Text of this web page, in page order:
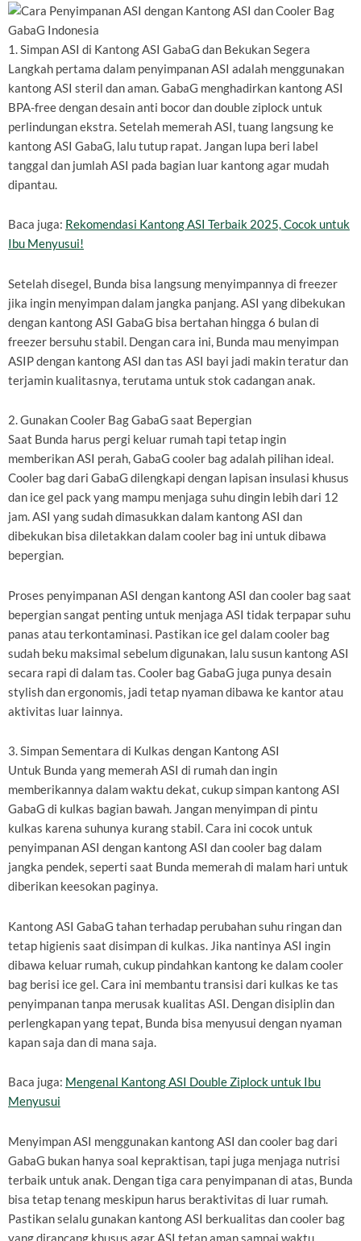
1. Simpan ASI di Kantong ASI GabaG dan Bekukan Segera
Langkah pertama dalam penyimpanan ASI adalah menggunakan
kantong ASI steril dan aman. GabaG menghadirkan kantong ASI
BPA-free dengan desain anti bocor dan double ziplock untuk
perlindungan ekstra. Setelah memerah ASI, tuang langsung ke
kantong ASI GabaG, lalu tutup rapat. Jangan lupa beri label
tanggal dan jumlah ASI pada bagian luar kantong agar mudah
dipantau.
Baca juga: Rekomendasi Kantong ASI Terbaik 2025, Cocok untuk
Ibu Menyusui!
Setelah disegel, Bunda bisa langsung menyimpannya di freezer
jika ingin menyimpan dalam jangka panjang. ASI yang dibekukan
dengan kantong ASI GabaG bisa bertahan hingga 6 bulan di
freezer bersuhu stabil. Dengan cara ini, Bunda mau menyimpan
ASIP dengan kantong ASI dan tas ASI bayi jadi makin teratur dan
terjamin kualitasnya, terutama untuk stok cadangan anak.
2. Gunakan Cooler Bag GabaG saat Bepergian
Saat Bunda harus pergi keluar rumah tapi tetap ingin
memberikan ASI perah, GabaG cooler bag adalah pilihan ideal.
Cooler bag dari GabaG dilengkapi dengan lapisan insulasi khusus
dan ice gel pack yang mampu menjaga suhu dingin lebih dari 12
jam. ASI yang sudah dimasukkan dalam kantong ASI dan
dibekukan bisa diletakkan dalam cooler bag ini untuk dibawa
bepergian.
Proses penyimpanan ASI dengan kantong ASI dan cooler bag saat
bepergian sangat penting untuk menjaga ASI tidak terpapar suhu
panas atau terkontaminasi. Pastikan ice gel dalam cooler bag
sudah beku maksimal sebelum digunakan, lalu susun kantong ASI
secara rapi di dalam tas. Cooler bag GabaG juga punya desain
stylish dan ergonomis, jadi tetap nyaman dibawa ke kantor atau
aktivitas luar lainnya.
3. Simpan Sementara di Kulkas dengan Kantong ASI
Untuk Bunda yang memerah ASI di rumah dan ingin
memberikannya dalam waktu dekat, cukup simpan kantong ASI
GabaG di kulkas bagian bawah. Jangan menyimpan di pintu
kulkas karena suhunya kurang stabil. Cara ini cocok untuk
penyimpanan ASI dengan kantong ASI dan cooler bag dalam
jangka pendek, seperti saat Bunda memerah di malam hari untuk
diberikan keesokan paginya.
Kantong ASI GabaG tahan terhadap perubahan suhu ringan dan
tetap higienis saat disimpan di kulkas. Jika nantinya ASI ingin
dibawa keluar rumah, cukup pindahkan kantong ke dalam cooler
bag berisi ice gel. Cara ini membantu transisi dari kulkas ke tas
penyimpanan tanpa merusak kualitas ASI. Dengan disiplin dan
perlengkapan yang tepat, Bunda bisa menyusui dengan nyaman
kapan saja dan di mana saja.
Baca juga: Mengenal Kantong ASI Double Ziplock untuk Ibu
Menyusui
Menyimpan ASI menggunakan kantong ASI dan cooler bag dari
GabaG bukan hanya soal kepraktisan, tapi juga menjaga nutrisi
terbaik untuk anak. Dengan tiga cara penyimpanan di atas, Bunda
bisa tetap tenang meskipun harus beraktivitas di luar rumah.
Pastikan selalu gunakan kantong ASI berkualitas dan cooler bag
yang dirancang khusus agar ASI tetap aman sampai waktu